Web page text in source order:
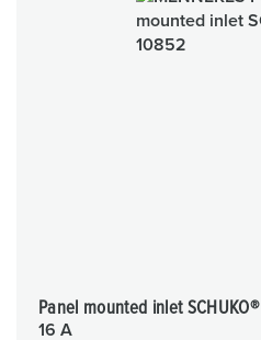
Panel mounted inlet SCHUKO®
16 A